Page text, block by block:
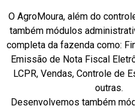
O AgroMoura, além do
também módulos
completa da fazenda como:
Emissão de Nota Fiscal
LCPR, Vendas, Controle de
outras.
Desenvolvemos também